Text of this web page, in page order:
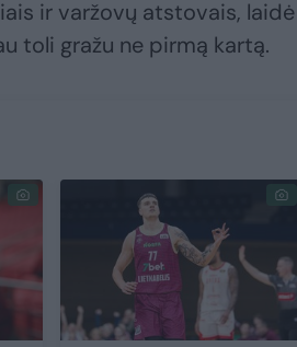
ir varžovų atstovais, laidė
toli gražu ne pirmą kartą.